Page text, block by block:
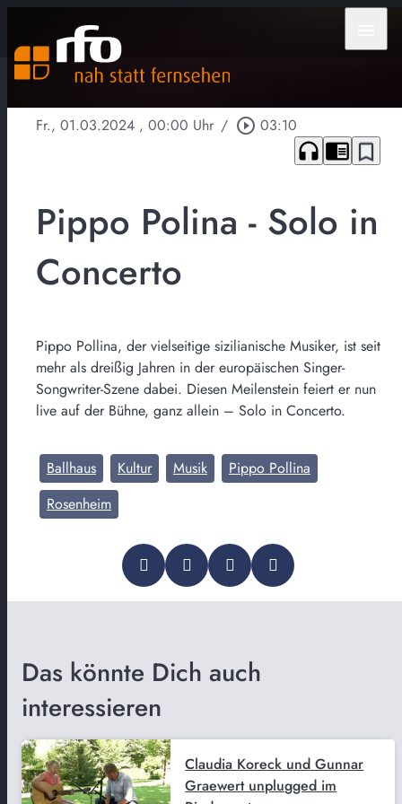
Fr., 01.03.2024 , 00:00 Uhr / play_circle_outline 03:10
headphones chrome_reader_mode bookmark_border
Pippo Polina - Solo in
Concerto
Pippo Pollina, der vielseitige sizilianische Musiker, ist seit
mehr als dreißig Jahren in der europäischen Singer-
Songwriter-Szene dabei. Diesen Meilenstein feiert er nun
live auf der Bühne, ganz allein – Solo in Concerto.
Ballhaus Kultur Musik
Pippo Pollina
Rosenheim
Das könnte Dich auch
interessieren
Claudia Koreck und Gunnar
Graewert unplugged im